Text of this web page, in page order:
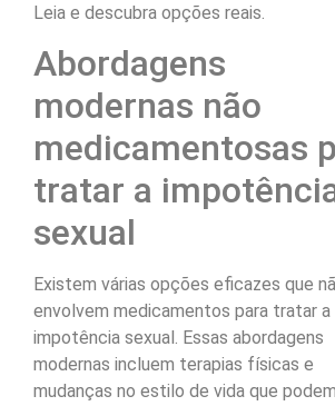
Leia e descubra opções reais.
Abordagens
modernas não
medicamentosas
tratar a
sexual
Existem várias opções eficazes que
envolvem medicamentos para tratar a
impotência sexual. Essas abordagens
modernas incluem terapias físicas e
mudanças no estilo de vida que podem